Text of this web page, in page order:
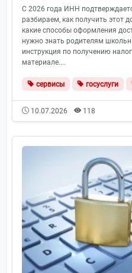
С 2026 года ИНН
разбираем, как получить этот
какие способы оформления
нужно знать родителям
инструкция по получению
материале....
сервисы госуслуги
10.07.2026 118